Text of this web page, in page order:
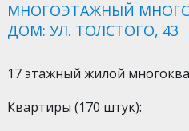
МНОГОЭТАЖНЫЙ
ДОМ: УЛ. ТОЛСТОГО, 43
17 этажный жилой
Квартиры (170 штук):